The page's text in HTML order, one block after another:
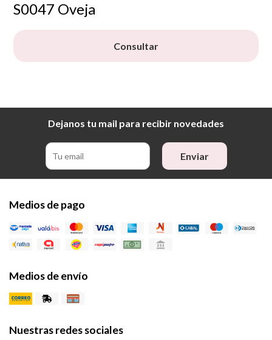
S0047 Oveja
Consultar
Dejanos tu mail para recibir novedades
Enviar
Medios de pago
Medios de envío
Nuestras redes sociales